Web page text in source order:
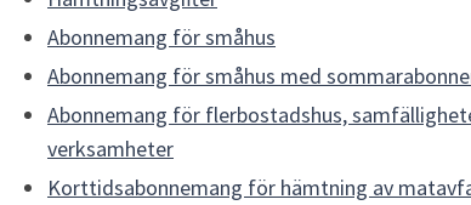
Abonnemang för småhus
Abonnemang för småhus med
Abonnemang för flerbostadshus,
verksamheter
Korttidsabonnemang för hämtning av